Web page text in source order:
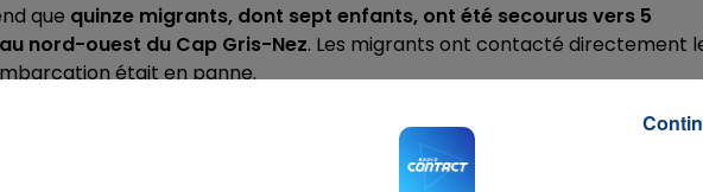
7h00 - 12h00
LA TEAM DU WEEK-END
que quinze migrants, dont sept enfants, ont été secourus vers 5
nord-ouest du Cap Gris-Nez. Les migrants ont contacté directement
était en panne.
(VSCM) « Escaut » de la Gendarmerie maritime de Dunkerque et
nationale stationné au Touquet ont été mobilisés pour secourir les